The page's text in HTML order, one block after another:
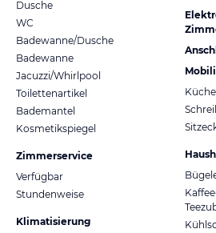
Dusche
WC
Badewanne/Dusche
Badewanne
Jacuzzi/Whirlpool
Toilettenartikel
Bademantel
Kosmetikspiegel
Zimmerservice
Verfügbar
Stundenweise
Klimatisierung
Küche